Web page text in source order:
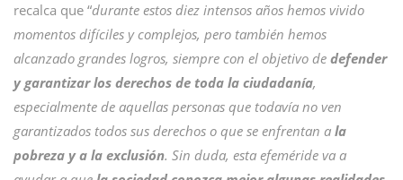
recalca que “durante estos diez intensos años hemos vivido
momentos difíciles y complejos, pero también hemos
alcanzado grandes logros, siempre con el objetivo de defender
y garantizar los derechos de toda la ciudadanía,
especialmente de aquellas personas que todavía no ven
garantizados todos sus derechos o que se enfrentan a la
pobreza y a la exclusión. Sin duda, esta efeméride va a